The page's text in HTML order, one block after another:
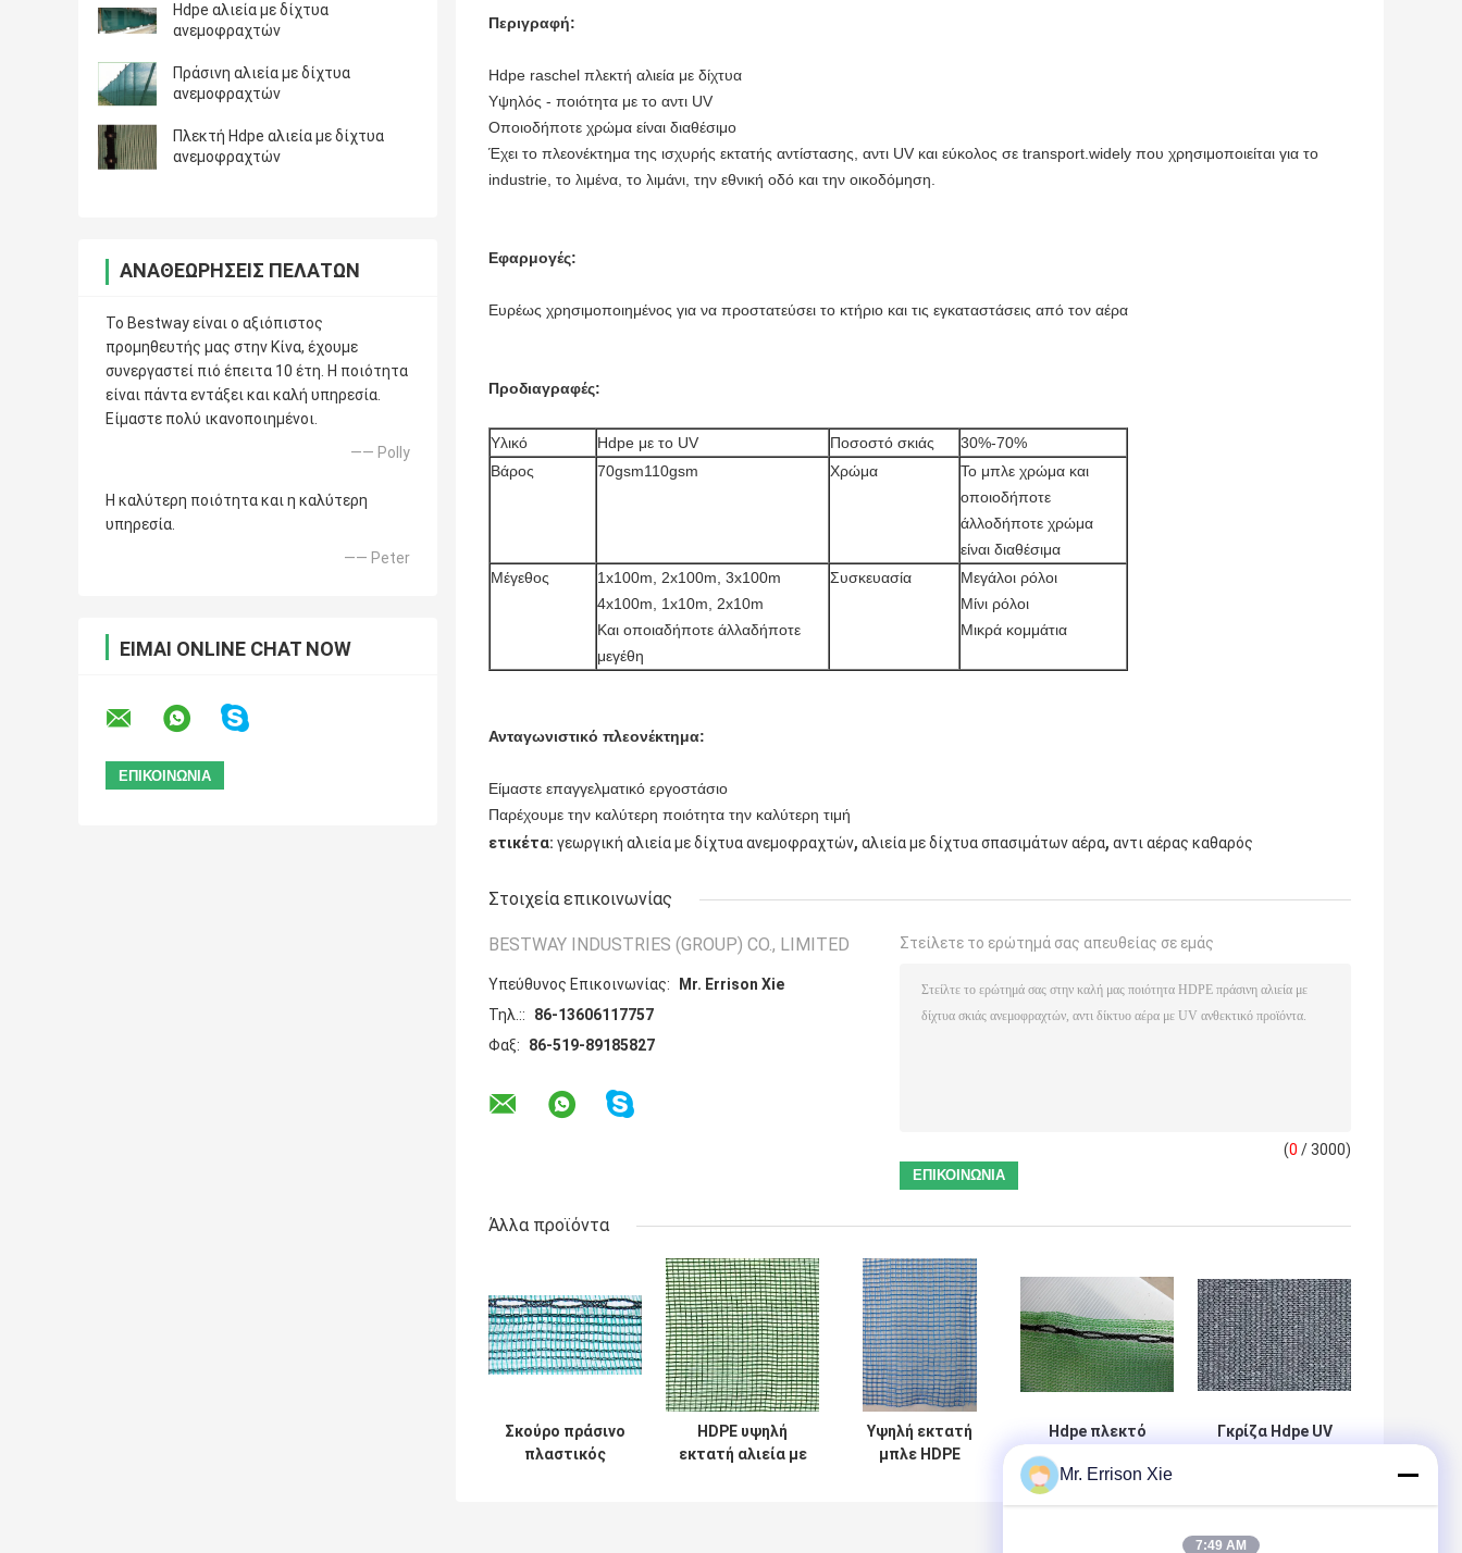
Hdpe αλιεία με δίχτυα
ανεμοφραχτών
Πράσινη αλιεία με δίχτυα
ανεμοφραχτών
Πλεκτή Hdpe αλιεία με δίχτυα
ανεμοφραχτών
ΑΝΑΘΕΩΡΉΣΕΙΣ ΠΕΛΑΤΏΝ
Το Bestway είναι ο αξιόπιστος
προμηθευτής μας στην Κίνα, έχουμε
συνεργαστεί πιό έπειτα 10 έτη. Η ποιότητα
είναι πάντα εντάξει και καλή υπηρεσία.
Είμαστε πολύ ικανοποιημένοι.
—— Polly
Η καλύτερη ποιότητα και η καλύτερη
υπηρεσία.
—— Peter
ΕΊΜΑΙ ONLINE CHAT NOW
Περιγραφή:
Hdpe raschel πλεκτή αλιεία με δίχτυα
Υψηλός - ποιότητα με το αντι UV
Οποιοδήποτε χρώμα είναι διαθέσιμο
Έχει το πλεονέκτημα της ισχυρής εκτατής αντίστασης, αντι UV και εύκολος σε transport.widely που χρησιμοποιείται για το
industrie, το λιμένα, το λιμάνι, την εθνική οδό και την οικοδόμηση.
Εφαρμογές:
Ευρέως χρησιμοποιημένος για να προστατεύσει το κτήριο και τις εγκαταστάσεις από τον αέρα
Προδιαγραφές:
Υλικό Hdpe με το UV Ποσοστό σκιάς
30%-70%
Βάρος
70gsm110gsm Χρώμα
Το μπλε χρώμα και
οποιοδήποτε
άλλοδήποτε χρώμα
είναι διαθέσιμα
Μέγεθος
1x100m, 2x100m, 3x100m
4x100m, 1x10m, 2x10m
Και οποιαδήποτε άλλαδήποτε
μεγέθη
Συσκευασία
Μεγάλοι ρόλοι
Μίνι ρόλοι
Μικρά κομμάτια
Ανταγωνιστικό πλεονέκτημα:
Είμαστε επαγγελματικό εργοστάσιο
Παρέχουμε την καλύτερη ποιότητα την καλύτερη τιμή
ετικέτα: γεωργική αλιεία με δίχτυα ανεμοφραχτών, αλιεία με δίχτυα σπασιμάτων αέρα, αντι αέρας καθαρός
Στοιχεία επικοινωνίας
BESTWAY INDUSTRIES (GROUP) CO., LIMITED
Υπεύθυνος Επικοινωνίας:
Mr. Errison Xie
Τηλ.::
86-13606117757
Φαξ:
86-519-89185827
Στείλετε το ερώτημά σας απευθείας σε εμάς
(0 / 3000)
Άλλα προϊόντα
Σκούρο πράσινο
πλαστικός
HDPE υψηλή
εκτατή αλιεία με
Υψηλή εκτατή
μπλε HDPE
Hdpe πλεκτό
Raschel δίκτυο
ανεμοφραχτών/
αντι δίκτυο αέρα
Γκρίζα Hdpe UV
προστατεύσει
Mr. Errison Xie
7:49 AM